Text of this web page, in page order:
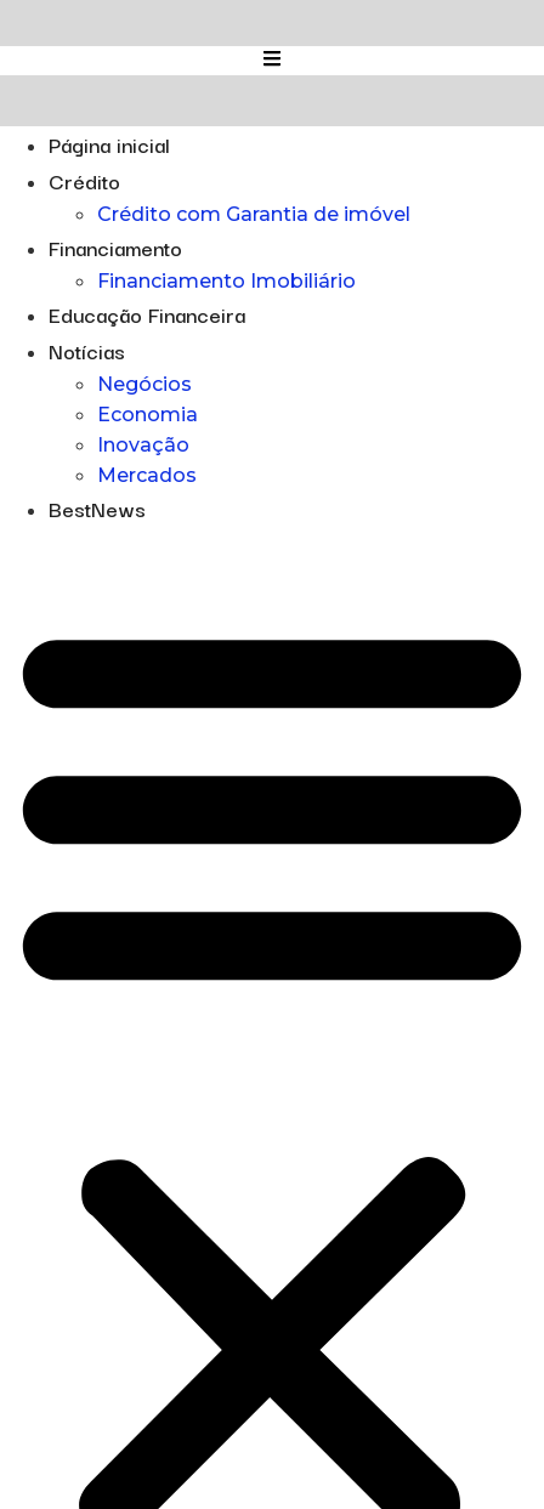
para
o
Página inicial
Crédito
Crédito com Garantia de imóvel
Financiamento
Financiamento Imobiliário
Educação Financeira
Notícias
Negócios
Economia
Inovação
Mercados
BestNews